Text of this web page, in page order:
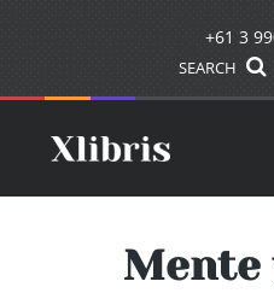
+61 3
SEARCH
Mente